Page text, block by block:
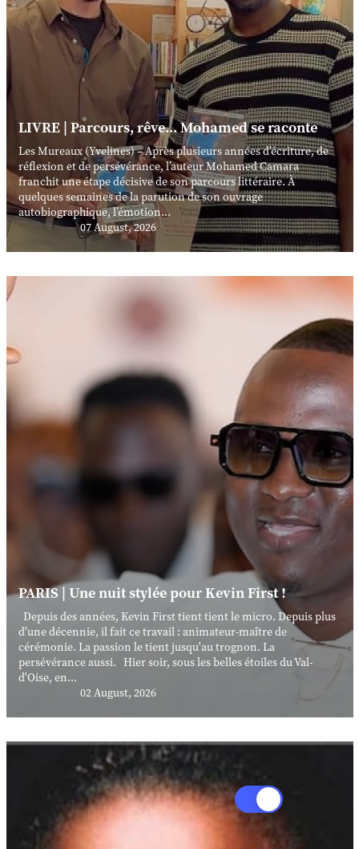
LIVRE | Parcours, rêve... Mohamed se raconte
Les Mureaux (Yvelines) – Après plusieurs années d’écriture, de
réflexion et de persévérance, l’auteur Mohamed Camara
franchit une étape décisive de son parcours littéraire. À
quelques semaines de la parution de son ouvrage
autobiographique, l’émotion...
07 August, 2026
PARIS | Une nuit stylée pour Kevin First !
Depuis des années, Kevin First tient tient le micro. Depuis plus
d'une décennie, il fait ce travail : animateur-maître de
cérémonie. La passion le tient jusqu'au trognon. La
persévérance aussi. Hier soir, sous les belles étoiles du Val-
d'Oise, en...
02 August, 2026